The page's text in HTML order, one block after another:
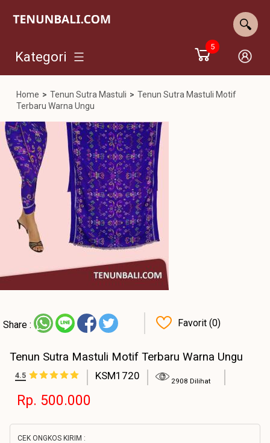
Kategori
5
Home > Tenun Sutra Mastuli > Tenun Sutra Mastuli Motif
Terbaru Warna Ungu
Share : Favorit (0)
Tenun Sutra Mastuli Motif Terbaru Warna Ungu
4.5 KSM1720 2908 Dilihat
Rp. 500.000
CEK ONGKOS KIRIM :